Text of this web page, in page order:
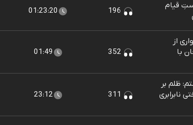
قیام
01:23:20
از
با
01:49
ظلم بر
نابرابری
23:12